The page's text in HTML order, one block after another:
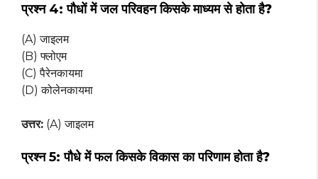
प्रश्न 4: पौधों में जल परिवहन किसके माध्यम से होता है?
(A) जाइलम
(B) फ्लोएम
(C) पैरेनकायमा
(D) कोलेनकायमा
उत्तर: (A) जाइलम
प्रश्न 5: पौधे में फल किसके विकास का परिणाम होता है?